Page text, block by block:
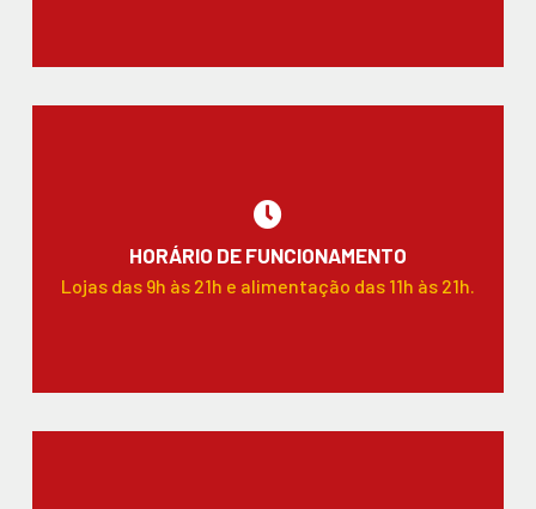
HORÁRIO DE FUNCIONAMENTO
Lojas das 9h às 21h e alimentação das 11h às 21h.